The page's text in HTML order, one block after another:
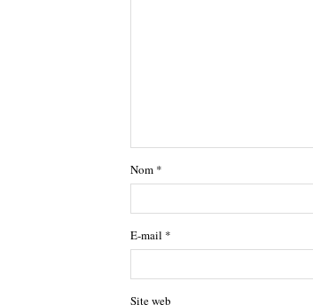
Nom *
E-mail *
Site web